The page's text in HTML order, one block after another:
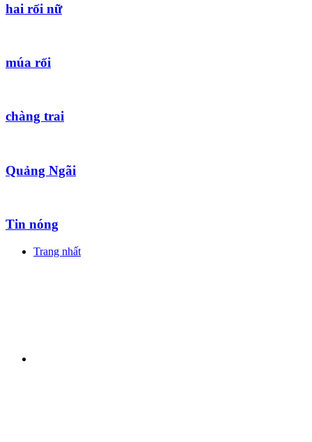
hai rối nữ
múa rối
chàng trai
Quảng Ngãi
Tin nóng
Trang nhất